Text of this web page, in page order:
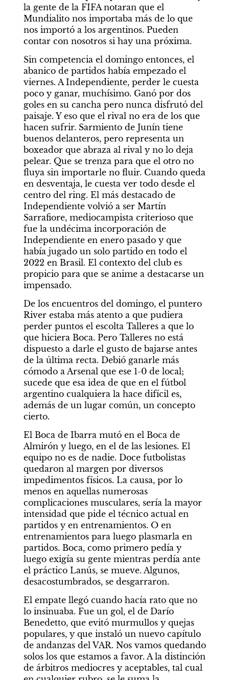
la gente de la FIFA notaran que el
Mundialito nos importaba más de lo que
nos importó a los argentinos. Pueden
contar con nosotros si hay una próxima.
Sin competencia el domingo entonces, el
abanico de partidos había empezado el
viernes. A Independiente, perder le cuesta
poco y ganar, muchísimo. Ganó por dos
goles en su cancha pero nunca disfrutó del
paisaje. Y eso que el rival no era de los que
hacen sufrir. Sarmiento de Junín tiene
buenos delanteros, pero representa un
boxeador que abraza al rival y no lo deja
pelear. Que se trenza para que el otro no
fluya sin importarle no fluir. Cuando queda
en desventaja, le cuesta ver todo desde el
centro del ring. El más destacado de
Independiente volvió a ser Martín
Sarrafiore, mediocampista criterioso que
fue la undécima incorporación de
Independiente en enero pasado y que
había jugado un solo partido en todo el
2022 en Brasil. El contexto del club es
propicio para que se anime a destacarse un
impensado.
De los encuentros del domingo, el puntero
River estaba más atento a que pudiera
perder puntos el escolta Talleres a que lo
que hiciera Boca. Pero Talleres no está
dispuesto a darle el gusto de bajarse antes
de la última recta. Debió ganarle más
cómodo a Arsenal que ese 1-0 de local;
sucede que esa idea de que en el fútbol
argentino cualquiera la hace difícil es,
además de un lugar común, un concepto
cierto.
El Boca de Ibarra mutó en el Boca de
Almirón y luego, en el de las lesiones. El
equipo no es de nadie. Doce futbolistas
quedaron al margen por diversos
impedimentos físicos. La causa, por lo
menos en aquellas numerosas
complicaciones musculares, sería la mayor
intensidad que pide el técnico actual en
partidos y en entrenamientos. O en
entrenamientos para luego plasmarla en
partidos. Boca, como primero pedía y
luego exigía su gente mientras perdía ante
el práctico Lanús, se mueve. Algunos,
desacostumbrados, se desgarraron.
El empate llegó cuando hacía rato que no
lo insinuaba. Fue un gol, el de Darío
Benedetto, que evitó murmullos y quejas
populares, y que instaló un nuevo capítulo
de andanzas del VAR. Nos vamos quedando
solos los que estamos a favor. A la distinción
de árbitros mediocres y aceptables, tal cual